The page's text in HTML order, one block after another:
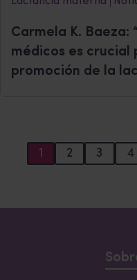
Carmela K. Baeza:
médicos es
promoción de la
1 2 3 4